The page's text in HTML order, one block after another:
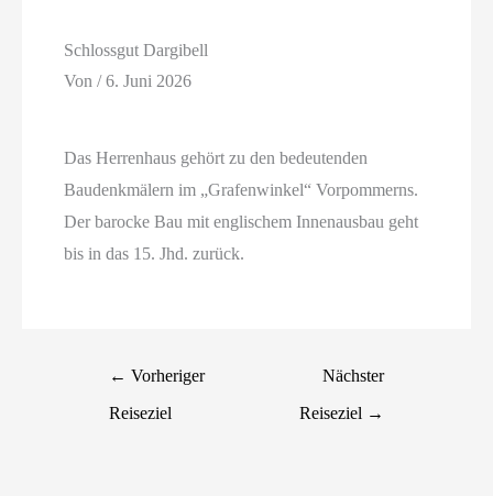
Schlossgut Dargibell
Von/6. Juni 2026
Das Herrenhaus gehört zu den bedeutenden
Baudenkmälern im „Grafenwinkel“ Vorpommerns.
Der barocke Bau mit englischem Innenausbau geht
bis in das 15. Jhd. zurück.
← Vorheriger
Reiseziel
Nächster
Reiseziel →